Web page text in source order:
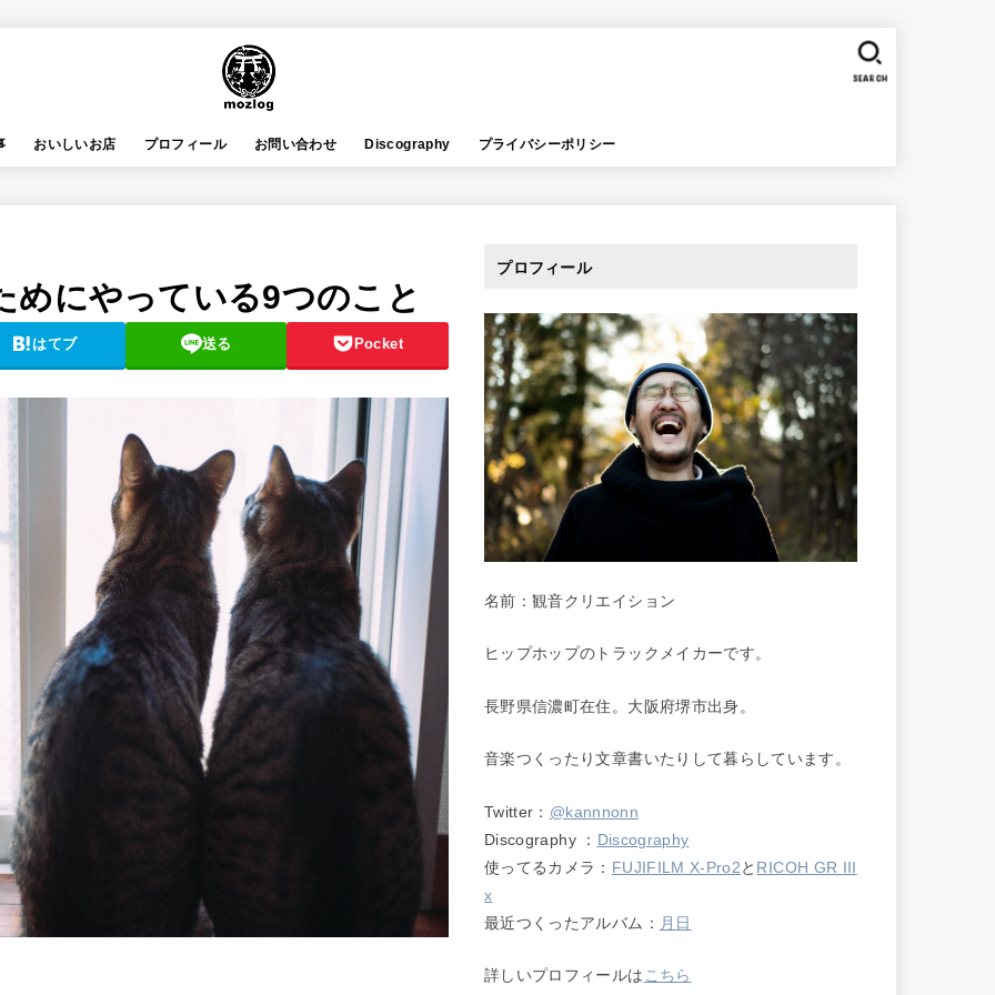
おいしいお店 プロフィール お問い合わせ Discography プライバシーポリシー
SEARCH
めにやっている9つのこと
はてブ 送る Pocket
プロフィール
名前：観音クリエイション
ヒップホップのトラックメイカーです。
長野県信濃町在住。大阪府堺市出身。
音楽つくったり文章書いたりして暮らしています。
Twitter： @kannnonn
Discography ： Discography
使ってるカメラ： FUJIFILM X-Pro2と RICOH GR III
x
最近つくったアルバム： 月日
詳しいプロフィールは こちら